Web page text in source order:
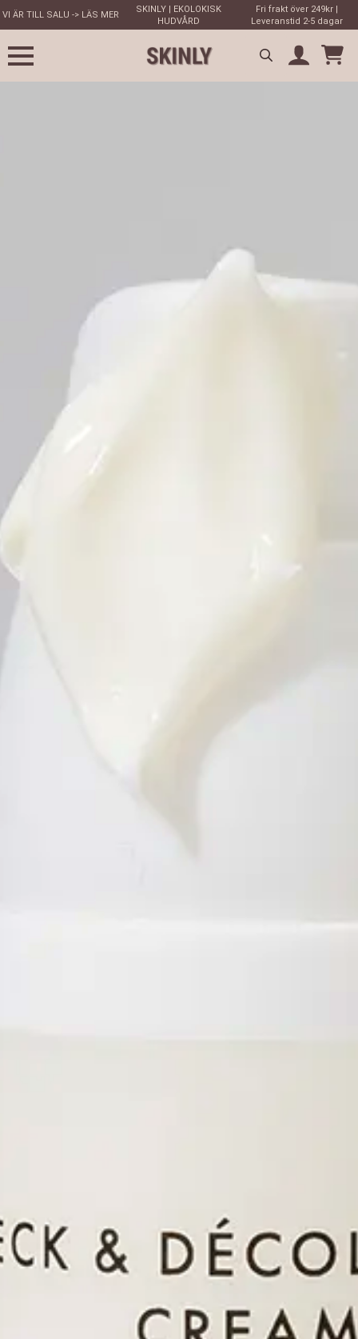
VI ÄR TILL SALU -> LÄS MER
SKINLY | EKOLOKISK
HUDVÅRD
Fri frakt över 249kr |
Leveranstid 2-5 dagar
Search